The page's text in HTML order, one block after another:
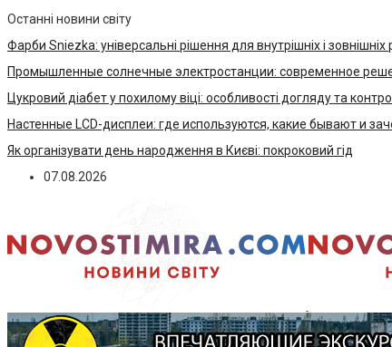
Останні новини світу
Фарби Sniezka: універсальні рішення для внутрішніх і зовнішніх
Промышленные солнечные электростанции: современное
Цукровий діабет у похилому віці: особливості догляду та
Настенные LCD-дисплеи: где используются, какие бывают и
Як організувати день народження в Києві: покроковий гід
07.08.2026